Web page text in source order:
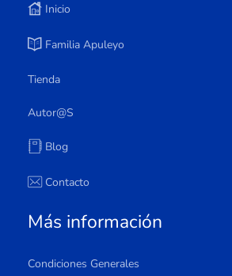
Inicio
Familia Apuleyo
Tienda
Autor@s
Blog
Contacto
Más información
Condiciones Generales